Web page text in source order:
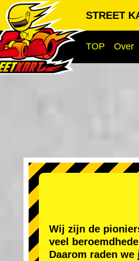
STREET
TOP Over
Wij zijn de
veel
Daarom raden